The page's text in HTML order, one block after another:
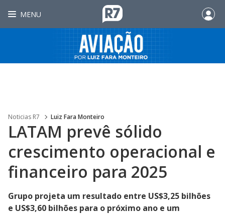
MENU
Noticias R7 Luiz Fara Monteiro
LATAM prevê sólido
crescimento operacional e
financeiro para 2025
Grupo projeta um resultado entre US$3,25 bilhões
e US$3,60 bilhões para o próximo ano e um